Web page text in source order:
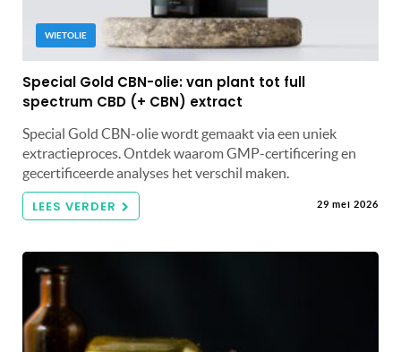
WIETOLIE
Special Gold CBN-olie: van plant tot full
spectrum CBD (+ CBN) extract
Special Gold CBN-olie wordt gemaakt via een uniek
extractieproces. Ontdek waarom GMP-certificering en
gecertificeerde analyses het verschil maken.
LEES VERDER 29 mei 2026